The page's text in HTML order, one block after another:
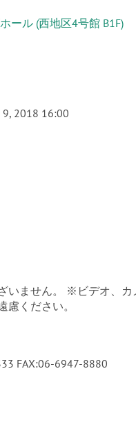
ール (西地区4号館 B1F)
9, 2018 16:00
いません。 ※ビデオ、
慮ください。
FAX:06-6947-8880